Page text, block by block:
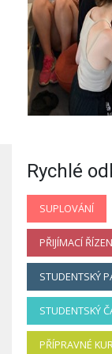
Rychlé
SUPLOVÁNÍ
PŘIJÍMACÍ
STUDENTSKÝ
STUDENTSKÝ
PŘÍPRAVNÉ